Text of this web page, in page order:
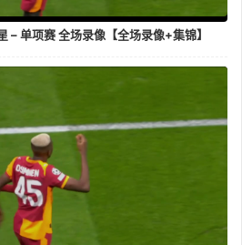
– 单项赛 全场录像【全场录像+集锦】